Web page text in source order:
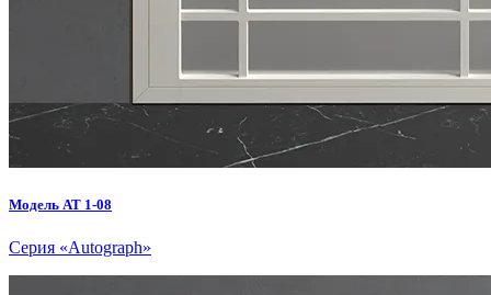
Модель AT 1-08
Серия «Autograph»